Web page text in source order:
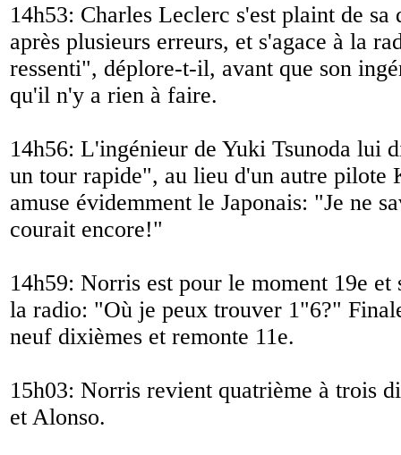
14h53: Charles Leclerc s'est plaint de sa
après plusieurs erreurs, et s'agace à la
ressenti", déplore-t-il, avant que son
qu'il n'y a rien à faire.
14h56: L'ingénieur de Yuki Tsunoda lui
un tour rapide", au lieu d'un autre pilote
amuse évidemment le Japonais: "Je ne
courait encore!"
14h59: Norris est pour le moment 19e et
la radio: "Où je peux trouver 1"6?"
neuf dixièmes et remonte 11e.
15h03: Norris revient quatrième à trois
et Alonso.